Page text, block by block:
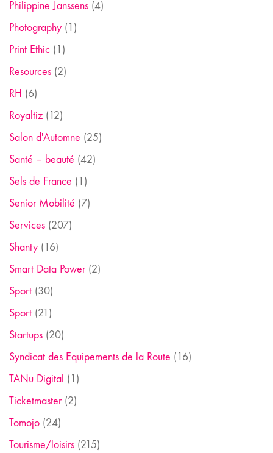
Philippine Janssens (4)
Photography (1)
Print Ethic (1)
Resources (2)
RH (6)
Royaltiz (12)
Salon d'Automne (25)
Santé – beauté (42)
Sels de France (1)
Senior Mobilité (7)
Services (207)
Shanty (16)
Smart Data Power(2)
Sport (30)
Sport (21)
Startups (20)
Syndicat des Equipements de la Route (16)
TANu Digital (1)
Ticketmaster(2)
Tomojo (24)
Tourisme/loisirs (215)